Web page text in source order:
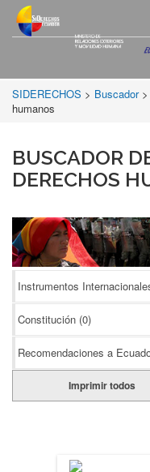
SIDERECHOS > Buscador
humanos
BUSCADOR
DERECHOS
Instrumentos
Constitución (0)
Recomendaciones a
Imprimir todos